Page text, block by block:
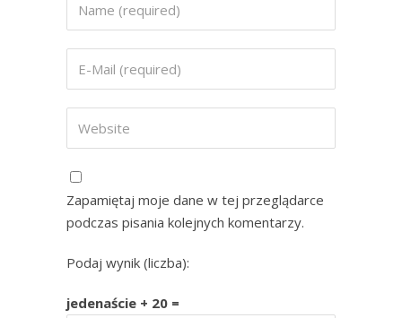
Zapamiętaj moje dane w tej przeglądarce
podczas pisania kolejnych komentarzy.
Podaj wynik (liczba):
jedenaście + 20 =